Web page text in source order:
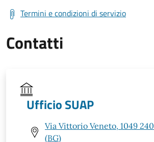
Termini e condizioni di servizio
Contatti
Ufficio SUAP
Via Vittorio Veneto, 1049
(BG)